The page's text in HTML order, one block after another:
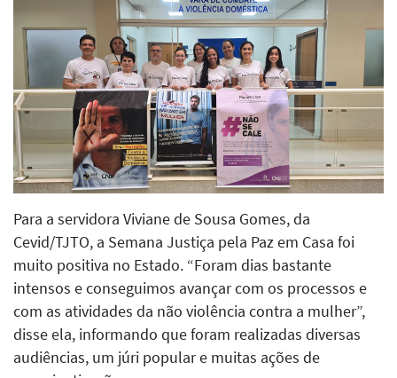
Para a servidora Viviane de Sousa Gomes, da
Cevid/TJTO, a Semana Justiça pela Paz em Casa foi
muito positiva no Estado. “Foram dias bastante
intensos e conseguimos avançar com os processos e
com as atividades da não violência contra a mulher”,
disse ela, informando que foram realizadas diversas
audiências, um júri popular e muitas ações de